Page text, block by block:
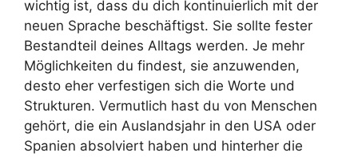
wichtig ist, dass du dich kontinuierlich mit der
neuen Sprache beschäftigst. Sie sollte fester
Bestandteil deines Alltags werden. Je mehr
Möglichkeiten du findest, sie anzuwenden,
desto eher verfestigen sich die Worte und
Strukturen. Vermutlich hast du von Menschen
gehört, die ein Auslandsjahr in den USA oder
Spanien absolviert haben und hinterher die